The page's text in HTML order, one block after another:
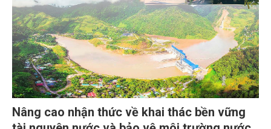
Nâng cao nhận thức về khai thác bền vững